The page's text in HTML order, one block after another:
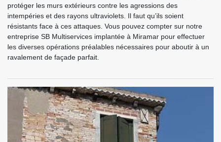
protéger les murs extérieurs contre les agressions des
intempéries et des rayons ultraviolets. Il faut qu’ils soient
résistants face à ces attaques. Vous pouvez compter sur notre
entreprise SB Multiservices implantée à Miramar pour effectuer
les diverses opérations préalables nécessaires pour aboutir à un
ravalement de façade parfait.